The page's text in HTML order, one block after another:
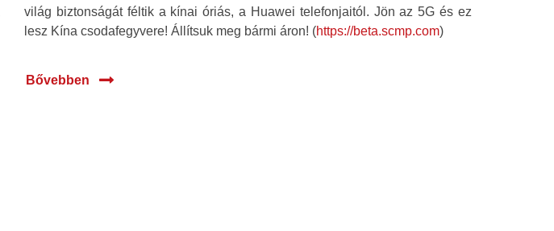
világ biztonságát féltik a kínai óriás, a Huawei telefonjaitól. Jön az 5G és ez
lesz Kína csodafegyvere! Állítsuk meg bármi áron! (https://beta.scmp.com)
Bővebben